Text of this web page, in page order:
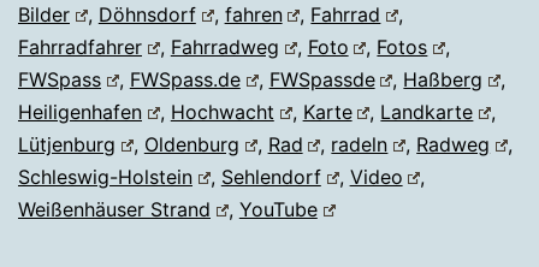
Strand
Bilder
, Döhnsdorf , fahren , Fahrrad
,
Fahrradfahrer
, Fahrradweg , Foto , Fotos
,
FWSpass
, FWSpass.de , FWSpassde , Haßberg
,
Heiligenhafen
, Hochwacht , Karte , Landkarte
,
Lütjenburg
, Oldenburg , Rad , radeln , Radweg
,
Schleswig-Holstein
, Sehlendorf , Video
,
Weißenhäuser Strand
, YouTube